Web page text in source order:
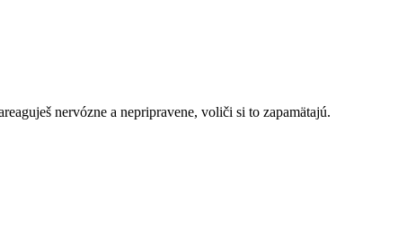
nervózne a nepripravene, voliči si to zapamätajú.